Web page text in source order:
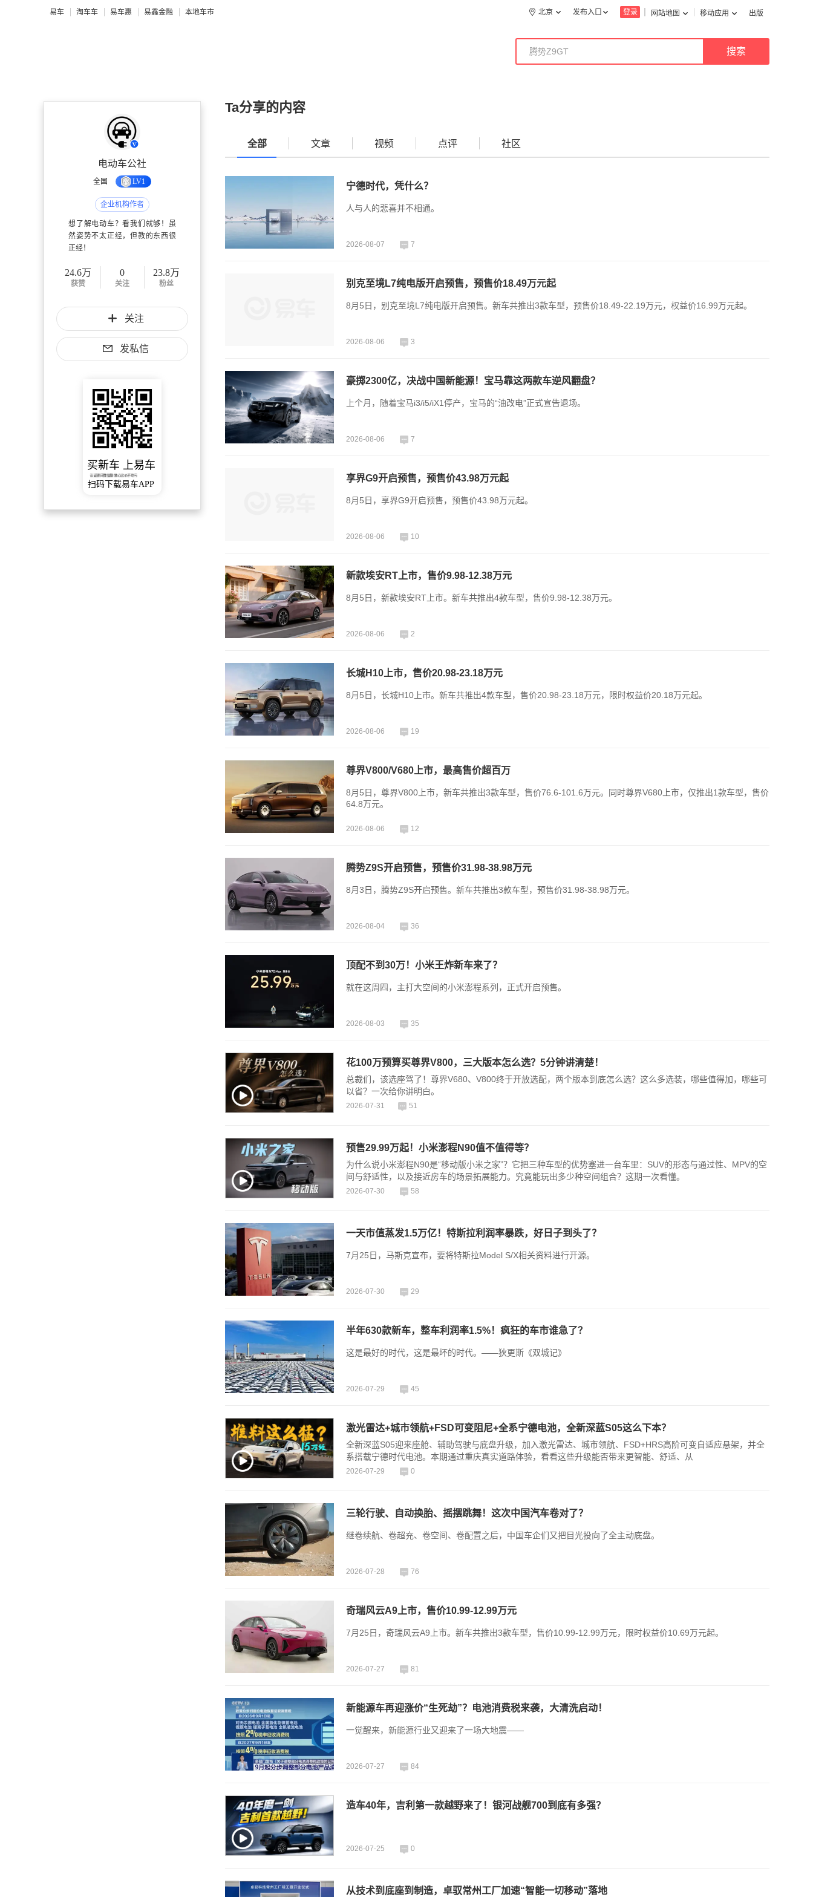
易车 淘车车 易车惠 易鑫金融 本地车市 网站地图 移动应用 出版
登录
发布入口
北京
电动车公社
全国 LV1
企业机构作者
想了解电动车？看我们就够！虽
然姿势不太正经，但教的东西很
正经！
24.6万
获赞
0
关注
23.8万
粉丝
关注
发私信
买新车 上易车
认证顾问微信聊 放心比价不吃亏
扫码下载易车APP
Ta分享的内容
全部 文章 视频 点评 社区
宁德时代，凭什么？
人与人的悲喜并不相通。
2026-08-07 7
别克至境L7纯电版开启预售，预售价18.49万元起
8月5日，别克至境L7纯电版开启预售。新车共推出3款车型，预售价18.49-22.19万元，权益价16.99万元起。
2026-08-06 3
豪掷2300亿，决战中国新能源！宝马靠这两款车逆风翻盘？
上个月，随着宝马i3/i5/iX1停产，宝马的“油改电”正式宣告退场。
2026-08-06 7
享界G9开启预售，预售价43.98万元起
8月5日，享界G9开启预售，预售价43.98万元起。
2026-08-06 10
新款埃安RT上市，售价9.98-12.38万元
8月5日，新款埃安RT上市。新车共推出4款车型，售价9.98-12.38万元。
2026-08-06 2
长城H10上市，售价20.98-23.18万元
8月5日，长城H10上市。新车共推出4款车型，售价20.98-23.18万元，限时权益价20.18万元起。
2026-08-06 19
尊界V800/V680上市，最高售价超百万
8月5日，尊界V800上市，新车共推出3款车型，售价76.6-101.6万元。同时尊界V680上市，仅推出1款车型，售价
64.8万元。
2026-08-06 12
腾势Z9S开启预售，预售价31.98-38.98万元
8月3日，腾势Z9S开启预售。新车共推出3款车型，预售价31.98-38.98万元。
2026-08-04 36
顶配不到30万！小米王炸新车来了？
就在这周四，主打大空间的小米澎程系列，正式开启预售。
2026-08-03 35
花100万预算买尊界V800，三大版本怎么选？5分钟讲清楚！
总裁们，该选座驾了！尊界V680、V800终于开放选配，两个版本到底怎么选？这么多选装，哪些值得加，哪些可
以省？一次给你讲明白。
2026-07-31 51
预售29.99万起！小米澎程N90值不值得等？
为什么说小米澎程N90是“移动版小米之家”？它把三种车型的优势塞进一台车里：SUV的形态与通过性、MPV的空
间与舒适性，以及接近房车的场景拓展能力。究竟能玩出多少种空间组合？这期一次看懂。
2026-07-30 58
一天市值蒸发1.5万亿！特斯拉利润率暴跌，好日子到头了？
7月25日，马斯克宣布，要将特斯拉Model S/X相关资料进行开源。
2026-07-30 29
半年630款新车，整车利润率1.5%！疯狂的车市谁急了？
这是最好的时代，这是最坏的时代。——狄更斯《双城记》
2026-07-29 45
激光雷达+城市领航+FSD可变阻尼+全系宁德电池，全新深蓝S05这么下本？
全新深蓝S05迎来座舱、辅助驾驶与底盘升级，加入激光雷达、城市领航、FSD+HRS高阶可变自适应悬架，并全
系搭载宁德时代电池。本期通过重庆真实道路体验，看看这些升级能否带来更智能、舒适、从
2026-07-29 0
三轮行驶、自动换胎、摇摆跳舞！这次中国汽车卷对了？
继卷续航、卷超充、卷空间、卷配置之后，中国车企们又把目光投向了全主动底盘。
2026-07-28 76
奇瑞风云A9上市，售价10.99-12.99万元
7月25日，奇瑞风云A9上市。新车共推出3款车型，售价10.99-12.99万元，限时权益价10.69万元起。
2026-07-27 81
新能源车再迎涨价“生死劫”？电池消费税来袭，大清洗启动！
一觉醒来，新能源行业又迎来了一场大地震——
2026-07-27 84
造车40年，吉利第一款越野来了！银河战舰700到底有多强？
2026-07-25 0
从技术到底座到制造，卓驭常州工厂加速“智能一切移动”落地